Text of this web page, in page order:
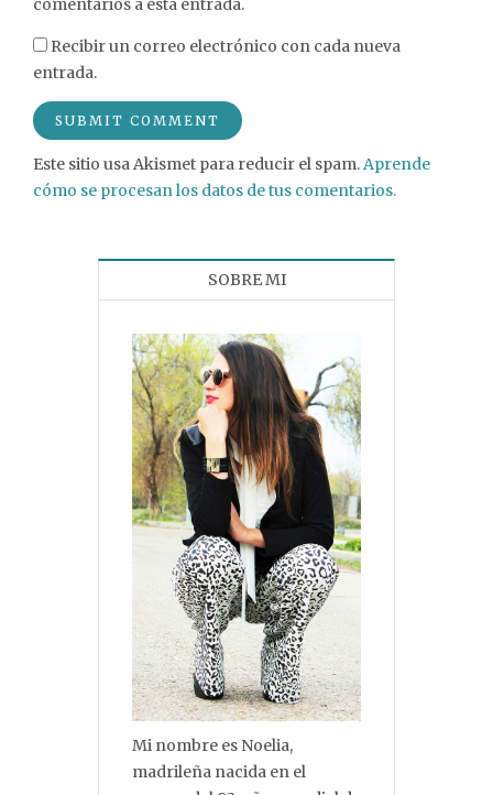
comentarios a esta entrada.
Recibir un correo electrónico con cada nueva
entrada.
Este sitio usa Akismet para reducir el spam.Aprende
cómo se procesan los datos de tus comentarios.
SOBRE MI
Mi nombre es Noelia,
madrileña nacida en el